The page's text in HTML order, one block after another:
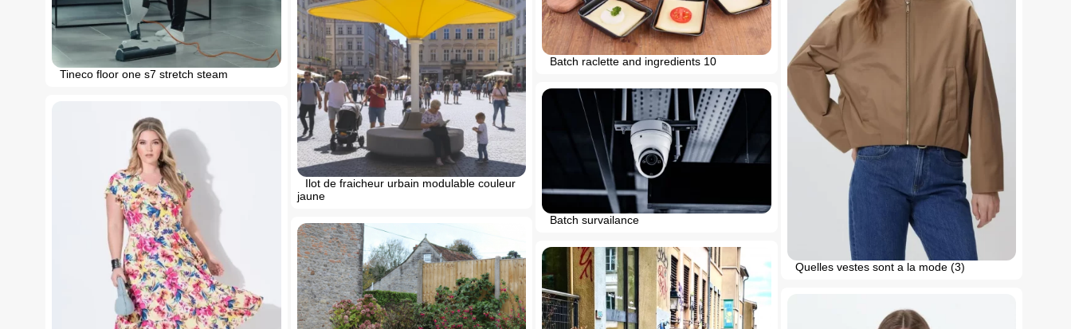
Tineco floor one s7 stretch steam
Batch raclette and ingredients 10
Ilot de fraicheur urbain modulable couleur
jaune
Quelles vestes sont a la mode (3)
Batch survailance